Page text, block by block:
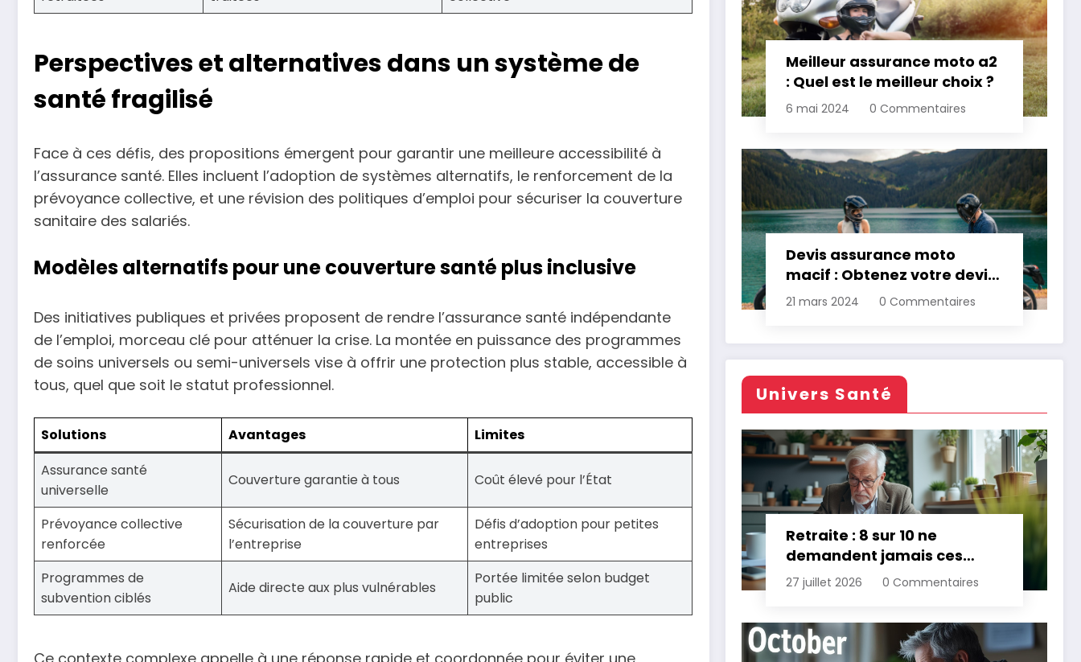
Perspectives et alternatives dans un système de
santé fragilisé
Face à ces défis, des propositions émergent pour garantir une meilleure accessibilité à
l’assurance santé. Elles incluent l’adoption de systèmes alternatifs, le renforcement de la
prévoyance collective, et une révision des politiques d’emploi pour sécuriser la couverture
sanitaire des salariés.
Modèles alternatifs pour une couverture santé plus inclusive
Des initiatives publiques et privées proposent de rendre l’assurance santé indépendante
de l’emploi, morceau clé pour atténuer la crise. La montée en puissance des programmes
de soins universels ou semi-universels vise à offrir une protection plus stable, accessible à
tous, quel que soit le statut professionnel.
Solutions Avantages
Limites
Assurance santé
universelle
Couverture garantie à tous Coût élevé pour l’État
Prévoyance collective
renforcée
Sécurisation de la couverture par
l’entreprise
Défis d’adoption pour petites
entreprises
Programmes de
subvention ciblés
Aide directe aux plus vulnérables
Portée limitée selon budget
public
Meilleur assurance moto a2
: Quel est le meilleur choix ?
6 mai 2024 0 Commentaires
Devis assurance moto
macif : Obtenez votre devis
personnalisé
21 mars 2024 0 Commentaires
Univers Santé
Retraite : 8 sur 10 ne
demandent jamais ces
aides gratuites
27 juillet 2026 0 Commentaires